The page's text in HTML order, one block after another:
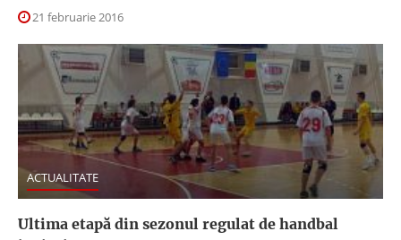
21 februarie 2016
ACTUALITATE
Ultima etapă din sezonul regulat de handbal